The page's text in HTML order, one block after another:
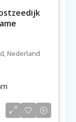
Nederland